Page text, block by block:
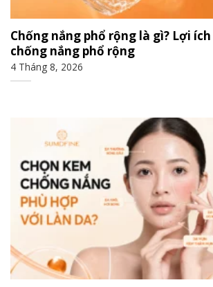
Chống nắng phổ rộng là gì? Lợi
chống nắng phổ rộng
4 Tháng 8, 2026